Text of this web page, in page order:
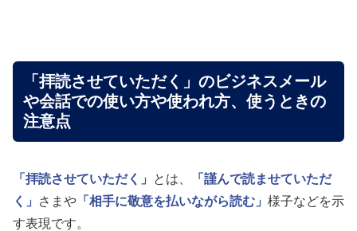
「拝読させていただく」のビジネスメール
や会話での使い方や使われ方、使うときの
注意点
「拝読させていただく」 とは、
「謹んで読ませていただ
く」
さまや 「相手に敬意を払いながら読む」 様子などを示
す表現です。